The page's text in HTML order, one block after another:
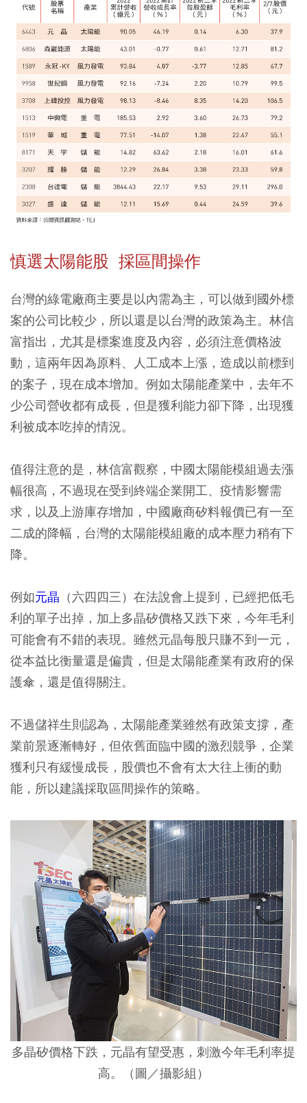
慎選太陽能股 採區間操作
台灣的綠電廠商主要是以內需為主，可以做到國外標
案的公司比較少，所以還是以台灣的政策為主。林信
富指出，尤其是標案進度及內容，必須注意價格波
動，這兩年因為原料、人工成本上漲，造成以前標到
的案子，現在成本增加。例如太陽能產業中，去年不
少公司營收都有成長，但是獲利能力卻下降，出現獲
利被成本吃掉的情況。
值得注意的是，林信富觀察，中國太陽能模組過去漲
幅很高，不過現在受到終端企業開工、疫情影響需
求，以及上游庫存增加，中國廠商矽料報價已有一至
二成的降幅，台灣的太陽能模組廠的成本壓力稍有下
降。
例如元晶 （六四四三）在法說會上提到，已經把低毛
利的單子出掉，加上多晶矽價格又跌下來，今年毛利
可能會有不錯的表現。雖然元晶每股只賺不到一元，
從本益比衡量還是偏貴，但是太陽能產業有政府的保
護傘，還是值得關注。
不過儲祥生則認為，太陽能產業雖然有政策支撐，產
業前景逐漸轉好，但依舊面臨中國的激烈競爭，企業
獲利只有緩慢成長，股價也不會有太大往上衝的動
能，所以建議採取區間操作的策略。
多晶矽價格下跌，元晶有望受惠，刺激今年毛利率提
高。（圖／攝影組）